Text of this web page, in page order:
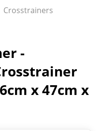
Crosstrainers
- Crosstrainer
-
x 47cm x